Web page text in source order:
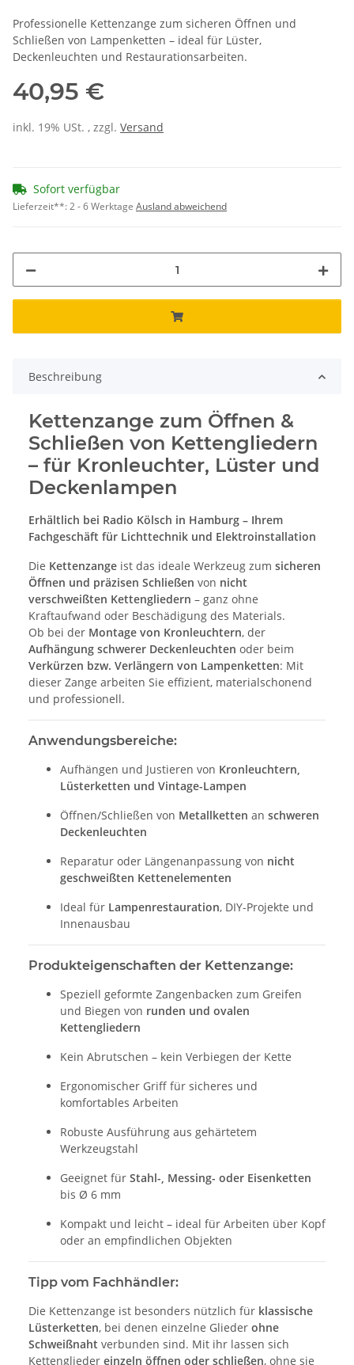
Professionelle Kettenzange zum sicheren Öffnen und
Schließen von Lampenketten – ideal für Lüster,
Deckenleuchten und Restaurationsarbeiten.
40,95 €
inkl. 19% USt. , zzgl. Versand
Sofort verfügbar
Lieferzeit**:2 - 6 Werktage Ausland abweichend
Beschreibung
Kettenzange zum Öffnen &
Schließen von Kettengliedern
– für Kronleuchter, Lüster und
Deckenlampen
Erhältlich bei Radio Kölsch in Hamburg – Ihrem
Fachgeschäft für Lichttechnik und Elektroinstallation
Die Kettenzange ist das ideale Werkzeug zum sicheren
Öffnen und präzisen Schließen von nicht
verschweißten Kettengliedern – ganz ohne
Kraftaufwand oder Beschädigung des Materials.
Ob bei der Montage von Kronleuchtern, der
Aufhängung schwerer Deckenleuchten oder beim
Verkürzen bzw. Verlängern von Lampenketten: Mit
dieser Zange arbeiten Sie effizient, materialschonend
und professionell.
Anwendungsbereiche:
Aufhängen und Justieren von Kronleuchtern,
Lüsterketten und Vintage-Lampen
Öffnen/Schließen von Metallketten an schweren
Deckenleuchten
Reparatur oder Längenanpassung von nicht
geschweißten Kettenelementen
Ideal für Lampenrestauration, DIY-Projekte und
Innenausbau
Produkteigenschaften der Kettenzange:
Speziell geformte Zangenbacken zum Greifen
und Biegen von runden und ovalen
Kettengliedern
Kein Abrutschen – kein Verbiegen der Kette
Ergonomischer Griff für sicheres und
komfortables Arbeiten
Robuste Ausführung aus gehärtetem
Werkzeugstahl
Geeignet für Stahl-, Messing- oder Eisenketten
bis Ø 6 mm
Kompakt und leicht – ideal für Arbeiten über Kopf
oder an empfindlichen Objekten
Tipp vom Fachhändler:
Die Kettenzange ist besonders nützlich für klassische
Lüsterketten, bei denen einzelne Glieder ohne
Schweißnaht verbunden sind. Mit ihr lassen sich
Kettenglieder einzeln öffnen oder schließen, ohne sie